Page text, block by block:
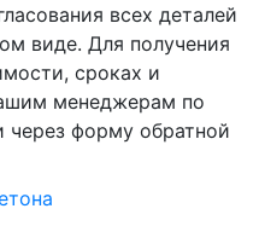
всех деталей
виде. Для получения
сроках и
менеджерам по
через форму обратной